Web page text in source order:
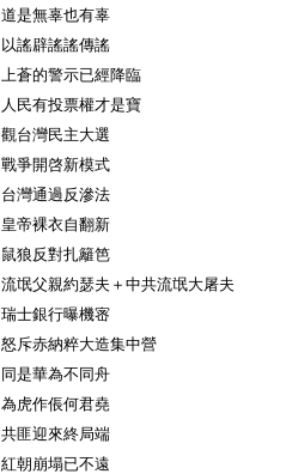
道是無辜也有辜
以謠辟謠謠傳謠
上蒼的警示已經降臨
人民有投票權才是寶
觀台灣民主大選
戰爭開啓新模式
台灣通過反滲法
皇帝裸衣自翻新
鼠狼反對扎籬笆
流氓父親約瑟夫＋中共流氓大屠夫
瑞士銀行曝機宻
怒斥赤納粹大造集中營
同是華為不同舟
為虎作倀何君堯
共匪迎來終局端
紅朝崩塌已不遠